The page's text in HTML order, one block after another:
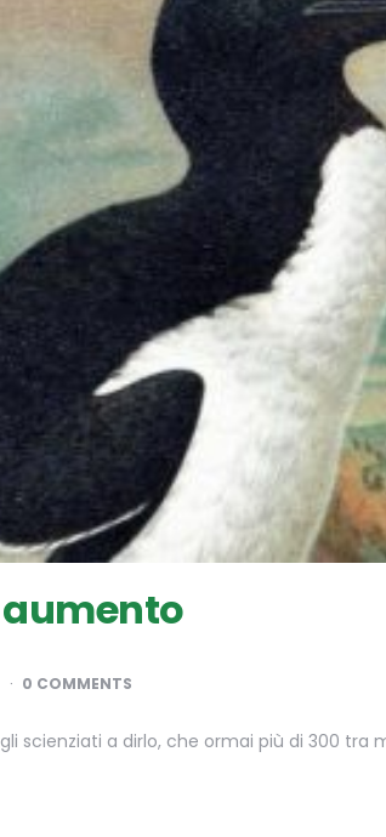
0 COMMENTS
scienziati a dirlo, che ormai più di 300